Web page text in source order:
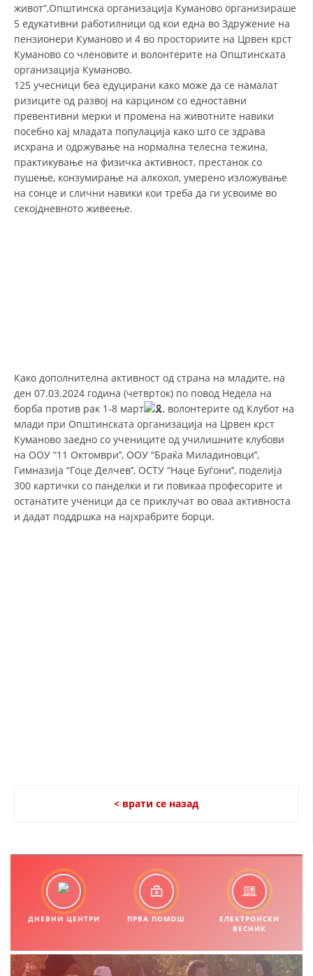
ОРГАНИЗАЦИЈА И РАЗВОЈ
РАКОВОДЕН ОДБОР
СТРУКТУРА И ОРГАНИЗАЦИОНА ПОСТАВЕНОСТ
ДИСЕМИНАЦИЈА
ТИМ ЗА ОДГОВОР ПРИ КАТАСТРОФИ ПРИ ООЦК КУМАНОВО
ОДНОСИ СО ЈАВНОСТ
ИСТРАЖУВАЊЕ НА ЈАВНО МИСЛЕЊЕ
МЕЃУНАРОДНА СОРАБОТКА
ДОГОВОРИ
ПРИРАЧНИЦИ
СТРАТЕГИИ
ЕДУКАТИВНО ИНФОРМАТИВНИ МАТЕРИЈАЛИ
ПОСТЕРИ
живот”,Општинска организација Куманово организираше
5 едукативни работилници од кои една во Здружение на
пензионери Куманово и 4 во просториите на Црвен крст
Куманово со членовите и волонтерите на Општинската
организација Куманово.
125 учесници беа едуцирани како може да се намалат
ризиците од развој на карцином со едноставни
превентивни мерки и промена на животните навики
посебно кај младата популација како што се здрава
исхрана и одржување на нормална телесна тежина,
практикување на физичка активност, престанок со
пушење, конзумирање на алкохол, умерено изложување
на сонце и слични навики кои треба да ги усвоиме во
секојдневното живеење.
Како дополнителна активност од страна на младите, на
ден 07.03.2024 година (четврток) по повод Недела на
борба против рак 1-8 март
, волонтерите од Клубот на
млади при Општинската организација на Црвен крст
Куманово заедно со учениците од училишните клубови
на ООУ “11 Октомври’’, ООУ “Браќа Миладиновци’’,
Гимназија “Гоце Делчев’’, ОСТУ “Наце Буѓони’’, поделија
300 картички со панделки и ги повикаа професорите и
останатите ученици да се приклучат во оваа активноста
и дадат поддршка на најхрабрите борци.
< врати се назад
ДНЕВНИ ЦЕНТРИ ПРВА ПОМОШ
ЕЛЕКТРОНСКИ
ВЕСНИК